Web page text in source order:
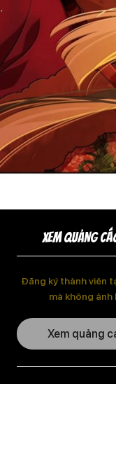
XEM QUẢNG
Đăng ký thành viên
mà không
Xem quảng